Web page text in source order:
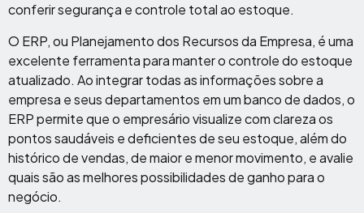
conferir segurança e controle total ao estoque.
O ERP, ou Planejamento dos Recursos da Empresa, é uma
excelente ferramenta para manter o controle do estoque
atualizado. Ao integrar todas as informações sobre a
empresa e seus departamentos em um banco de dados, o
ERP permite que o empresário visualize com clareza os
pontos saudáveis e deficientes de seu estoque, além do
histórico de vendas, de maior e menor movimento, e avalie
quais são as melhores possibilidades de ganho para o
negócio.